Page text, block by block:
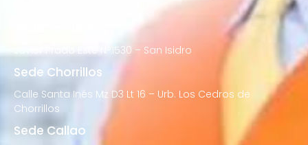
Javier Prado Este N°1530 – San Isidro
Sede Chorrillos
Calle Santa Inés Mz D3 Lt 16 – Urb. Los Cedros de
Chorrillos
Sede Callao